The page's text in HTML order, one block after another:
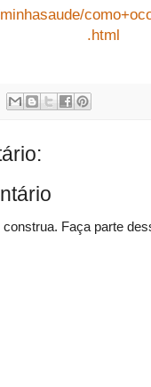
.html
Faça parte